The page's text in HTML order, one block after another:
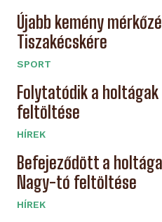
Újabb kemény
Tiszakécskére
SPORT
Folytatódik a holtágak
feltöltése
HÍREK
Befejeződött a
Nagy-tó feltöltése
HÍREK